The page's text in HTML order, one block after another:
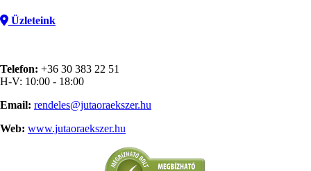
Üzleteink
Telefon: +36 30 383 22 51
H-V: 10:00 - 18:00
Email: rendeles@jutaoraekszer.hu
Web: www.jutaoraekszer.hu